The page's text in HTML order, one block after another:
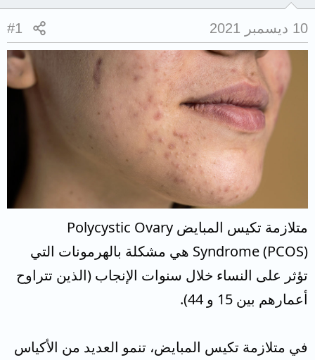
10 ديسمبر 2021 #1
متلازمة تكيس المبايض Polycystic Ovary
Syndrome (PCOS) هي مشكلة بالهرمونات التي
تؤثر على النساء خلال سنوات الإنجاب (الذين تتراوح
أعمارهم بين 15 و 44).
في متلازمة تكيس المبايض، تنمو العديد من الأكياس